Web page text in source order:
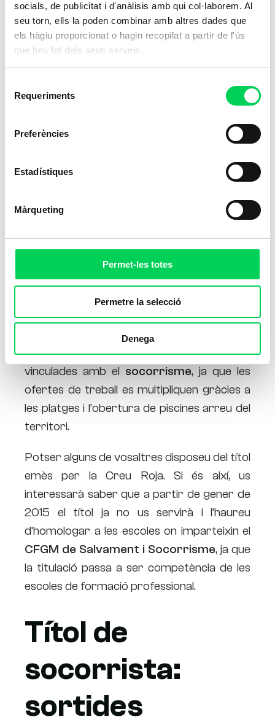
socials, de publicitat i d'anàlisis amb qui col·laborem. Al
seu torn, ells la poden combinar amb altres dades que
els hàgiu proporcionat o hagin recopilat a partir de l'ús
que heu fet dels seus serveis.
Requeriments
Preferències
Estadístiques
Màrqueting
Permet-les totes
Permetre la selecció
Denega
Ara que s’acosta l’estiu, una de les sortides
professionals més interessants són les
vinculades amb el socorrisme, ja que les
ofertes de treball es multipliquen gràcies a
les platges i l’obertura de piscines arreu del
territori.
Potser alguns de vosaltres disposeu del títol
emès per la Creu Roja. Si és així, us
interessarà saber que a partir de gener de
2015 el títol ja no us servirà i l’haureu
d’homologar a les escoles on imparteixin el
CFGM de Salvament i Socorrisme, ja que
la titulació passa a ser competència de les
escoles de formació professional.
Títol de
socorrista:
sortides